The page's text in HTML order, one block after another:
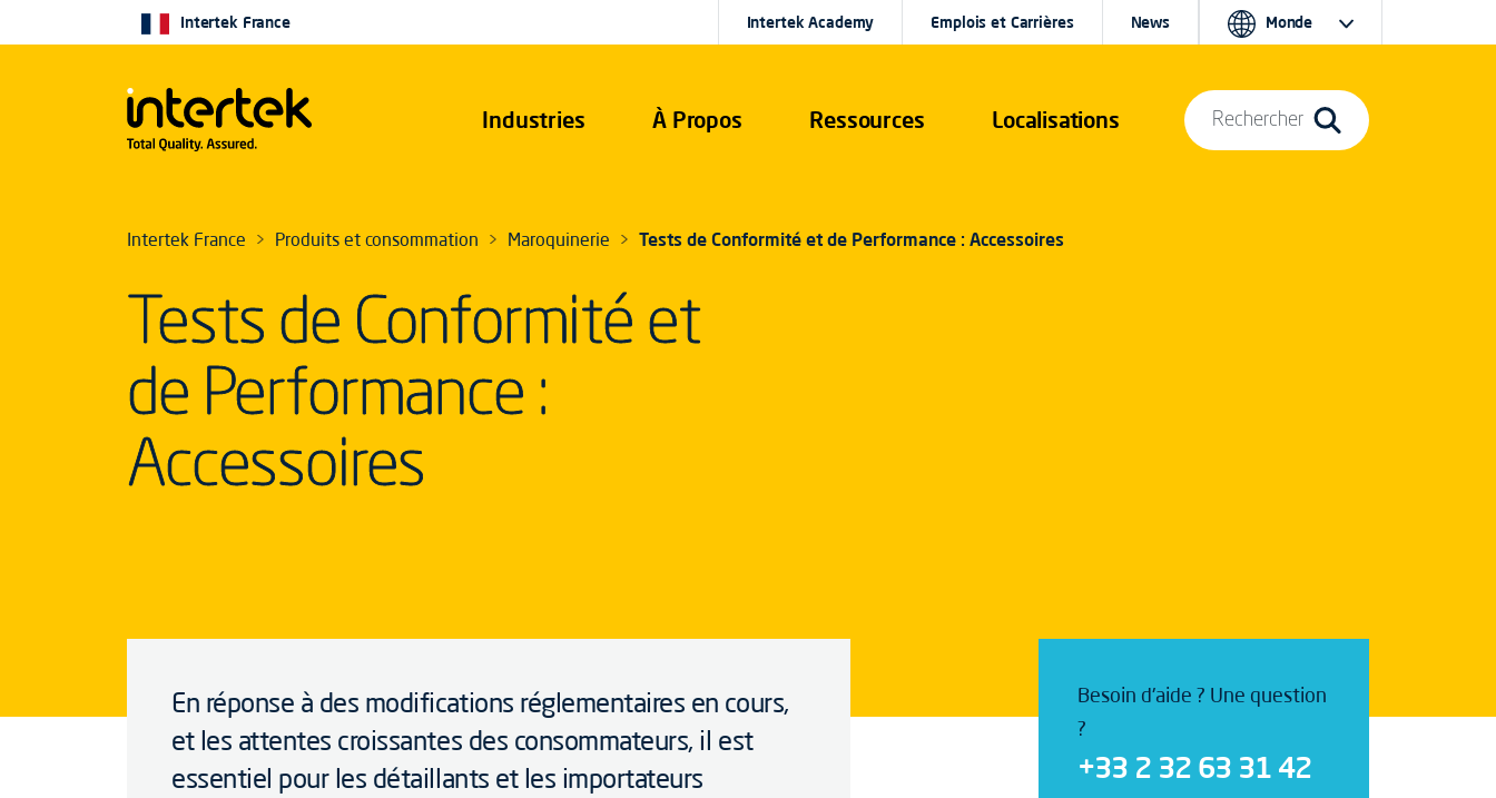
Industries À Propos Ressources Localisations
Intertek France Intertek Academy Emplois et Carrières News Monde
Rechercher
Intertek France Produits et consommation Maroquinerie Tests de Conformité et de Performance : Accessoires
Tests de Conformité et
de Performance :
Accessoires
En réponse à des modifications réglementaires en cours,
et les attentes croissantes des consommateurs, il est
essentiel pour les détaillants et les importateurs
Besoin d'aide ? Une question
?
+33 2 32 63 31 42